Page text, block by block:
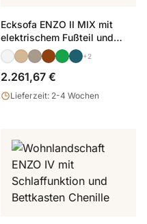
Ecksofa ENZO II MIX mit
elektrischem Fußteil und
Schlaffunktion Chenille
+2
2.261,67 €
Lieferzeit: 2-4 Wochen